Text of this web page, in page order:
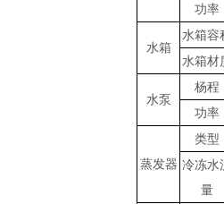
功率
水箱
水箱容
水箱材
水泵
杨程
功率
蒸发器
类型
冷冻水
量